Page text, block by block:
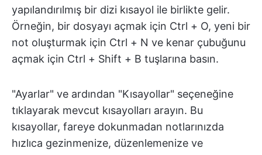
yapılandırılmış bir dizi kısayol ile birlikte gelir.
Örneğin, bir dosyayı açmak için Ctrl + O, yeni bir
not oluşturmak için Ctrl + N ve kenar çubuğunu
açmak için Ctrl + Shift + B tuşlarına basın.
"Ayarlar" ve ardından "Kısayollar" seçeneğine
tıklayarak mevcut kısayolları arayın. Bu
kısayollar, fareye dokunmadan notlarınızda
hızlıca gezinmenize, düzenlemenize ve